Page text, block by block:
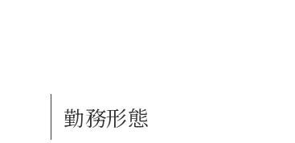
勤務形態